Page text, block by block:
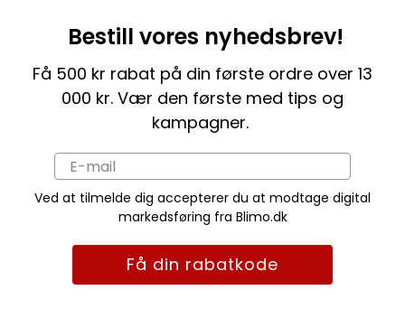
Bestill vores nyhedsbrev!
Få 500 kr rabat på din første ordre over 13
000 kr. Vær den første med tips og
kampagner.
Ved at tilmelde dig accepterer du at modtage digital
markedsføring fra Blimo.dk
Få din rabatkode